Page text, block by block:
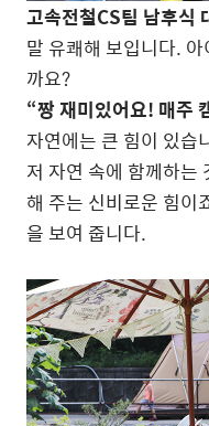
고속전철CS팀 남후식
말 유쾌해 보입니다.
까요?
“짱 재미있어요! 매주
자연에는 큰 힘이 있습
저 자연 속에 함께하는
해 주는 신비로운 힘이
을 보여 줍니다.